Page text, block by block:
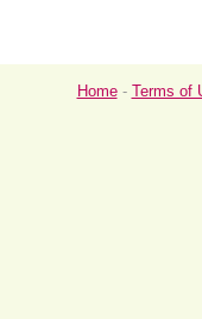
Home- Terms of